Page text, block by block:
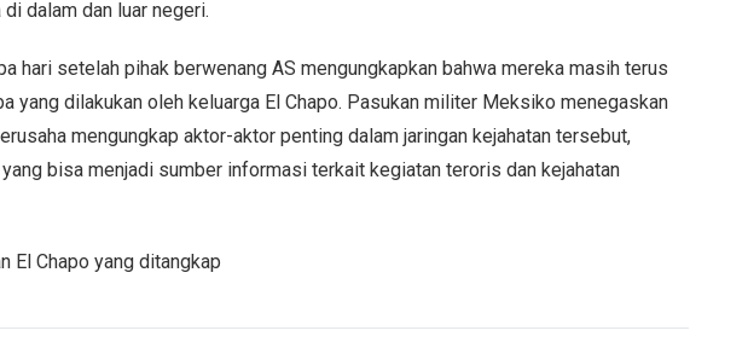
dalam dan luar negeri.
hari setelah pihak berwenang AS mengungkapkan bahwa mereka masih terus
yang dilakukan oleh keluarga El Chapo. Pasukan militer Meksiko menegaskan
mengungkap aktor-aktor penting dalam jaringan kejahatan tersebut,
bisa menjadi sumber informasi terkait kegiatan teroris dan kejahatan
El Chapo yang ditangkap